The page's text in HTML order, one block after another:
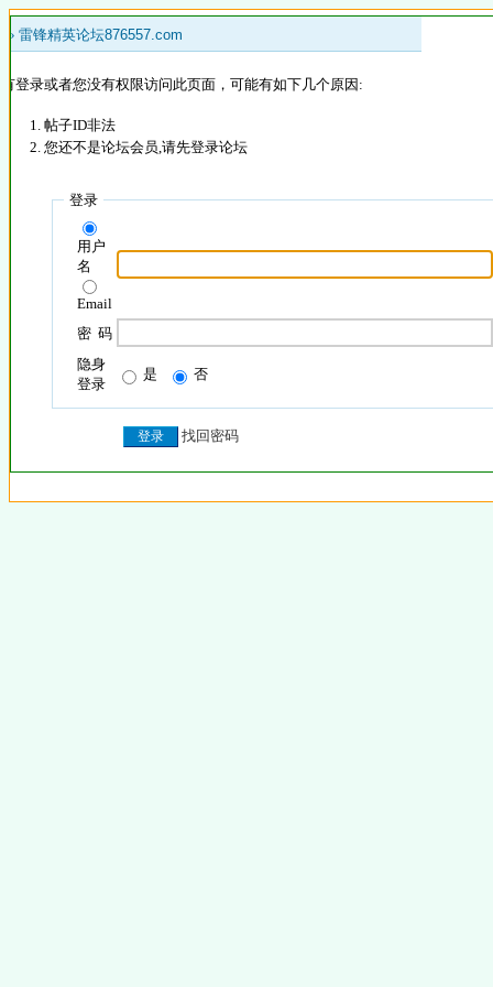
» 雷锋精英论坛876557.com
登录或者您没有权限访问此页面，可能有如下几个原因:
帖子ID非法
您还不是论坛会员,请先登录论坛
登录
用户
名
Email
密 码
隐身
登录
是 否
找回密码